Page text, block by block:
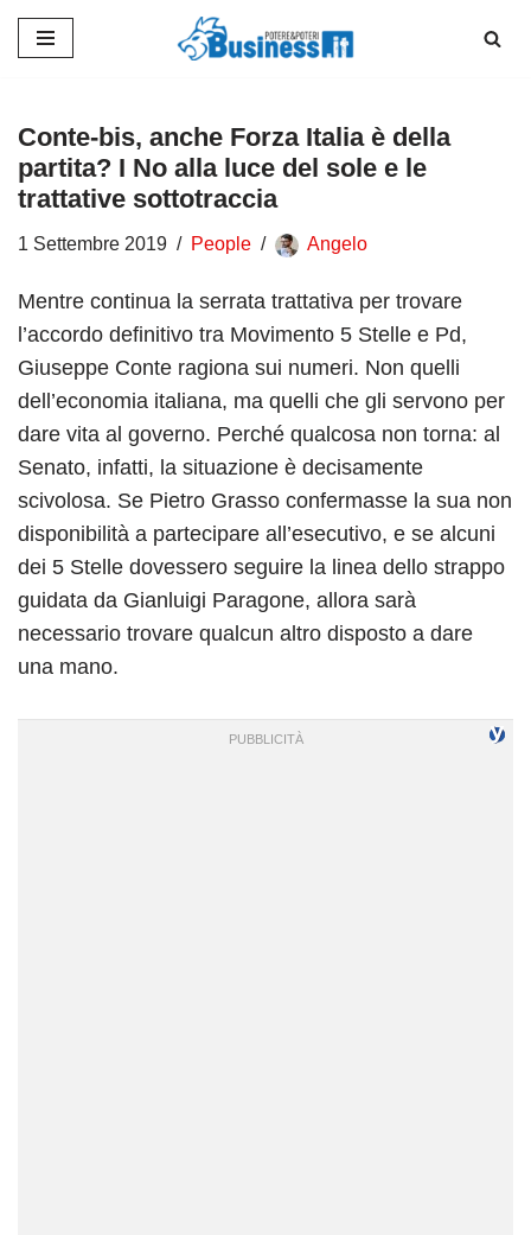
contenuto
Conte-bis, anche Forza Italia è della
partita? I No alla luce del sole e le
trattative sottotraccia
1 Settembre 2019 People Angelo
Mentre continua la serrata trattativa per trovare
l’accordo definitivo tra Movimento 5 Stelle e Pd,
Giuseppe Conte ragiona sui numeri. Non quelli
dell’economia italiana, ma quelli che gli servono per
dare vita al governo. Perché qualcosa non torna: al
Senato, infatti, la situazione è decisamente
scivolosa. Se Pietro Grasso confermasse la sua non
disponibilità a partecipare all’esecutivo, e se alcuni
dei 5 Stelle dovessero seguire la linea dello strappo
guidata da Gianluigi Paragone, allora sarà
necessario trovare qualcun altro disposto a dare
una mano.